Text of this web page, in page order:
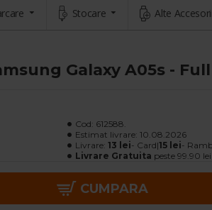
Stocare Alte Accesorii
Galaxy A05s -
Cod: 612588.
Estimat livrare: 10.08.2026
Livrare: 13 lei- Card|15 lei-
Livrare Gratuita peste 99.90 lei
CUMPARA